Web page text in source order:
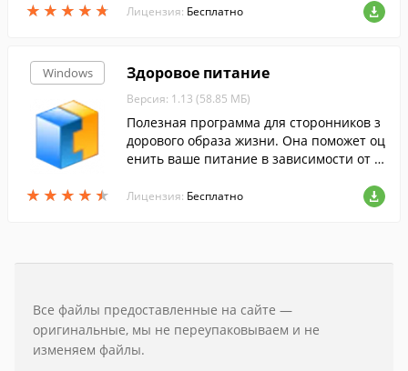
★ ★ ★ ★ ★
★ ★ ★ ★ ★
тересные и разнообразные упражнени
Лицензия: Бесплатно
Windows
★ ★ ★ ★ ★
★ ★ ★ ★ ★
Здоровое питание
Версия: 1.13 (58.85 МБ)
Полезная программа для сторонников з
дорового образа жизни. Она поможет оц
енить ваше питание в зависимости от р
тивы.
Лицензия: Бесплатно
Все файлы предоставленные на сайте —
оригинальные, мы не переупаковываем и не
изменяем файлы.